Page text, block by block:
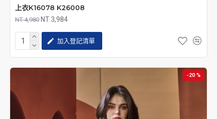
上衣K16078 K26008
NT 4,980 NT 3,984
加入登記清單
-20 %